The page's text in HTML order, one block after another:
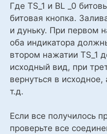
Где TS_1 и BL _0
битовая кнопка.
и дуньку. При первом
оба индикатора
втором нажатии TS_1
исходный вид, при
вернуться в исходное,
т.д.
Если все получилось
проверьте все